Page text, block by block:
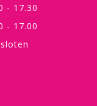
- 17.30
- 17.00